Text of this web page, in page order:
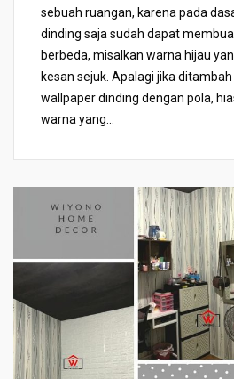
sebuah ruangan, karena pada
dinding saja sudah dapat
berbeda, misalkan warna hijau
kesan sejuk. Apalagi jika
wallpaper dinding dengan pola,
warna yang...